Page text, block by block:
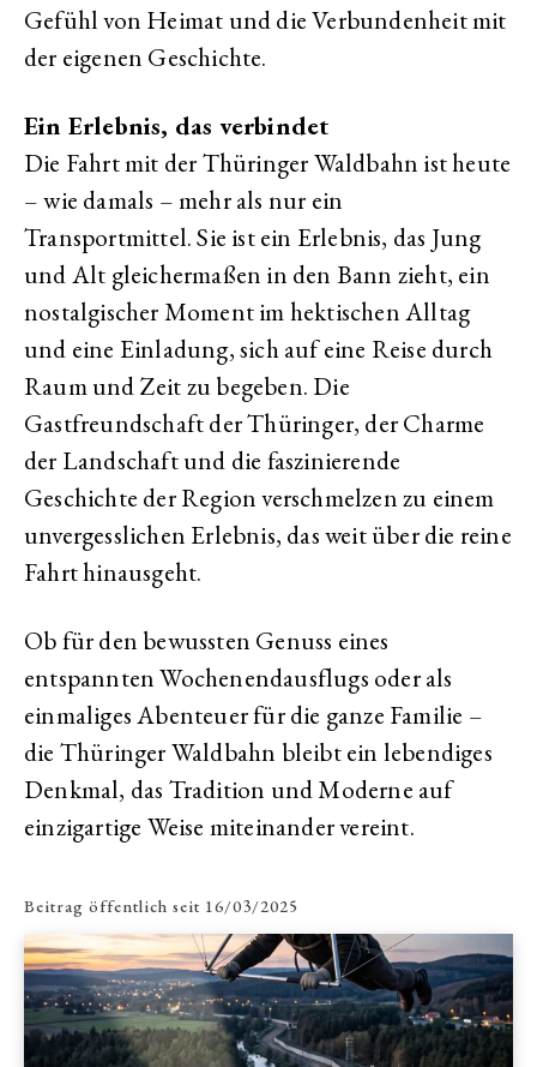
Gefühl von Heimat und die Verbundenheit mit
der eigenen Geschichte.
Ein Erlebnis, das verbindet
Die Fahrt mit der Thüringer Waldbahn ist heute
– wie damals – mehr als nur ein
Transportmittel. Sie ist ein Erlebnis, das Jung
und Alt gleichermaßen in den Bann zieht, ein
nostalgischer Moment im hektischen Alltag
und eine Einladung, sich auf eine Reise durch
Raum und Zeit zu begeben. Die
Gastfreundschaft der Thüringer, der Charme
der Landschaft und die faszinierende
Geschichte der Region verschmelzen zu einem
unvergesslichen Erlebnis, das weit über die reine
Fahrt hinausgeht.
Ob für den bewussten Genuss eines
entspannten Wochenendausflugs oder als
einmaliges Abenteuer für die ganze Familie –
die Thüringer Waldbahn bleibt ein lebendiges
Denkmal, das Tradition und Moderne auf
einzigartige Weise miteinander vereint.
Beitrag öffentlich seit 16/03/2025